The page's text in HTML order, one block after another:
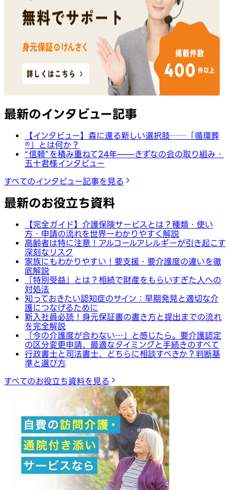
最新のインタビュー記事
【インタビュー】森に還る新しい選択肢──「循環葬
®︎」とは何か？
“信頼”を積み重ねて24年——きずなの会の取り組み・
五十君様インタビュー
すべてのインタビュー記事を見る
最新のお役立ち資料
【完全ガイド】介護保険サービスとは？種類・使い
方・申請の流れを世界一わかりやすく解説
高齢者は特に注意！アルコールアレルギーが引き起こす
深刻なリスク
家族にもわかりやすい！要支援・要介護度の違いを徹
底解説
「特別受益」とは？相続で財産をもらいすぎた人への
対処法
知っておきたい認知症のサイン：早期発見と適切な介
護につなげるために
新入社員必読！身元保証書の書き方と提出までの流れ
を完全解説
「今の介護度が合わない…」と感じたら。要介護認定
の区分変更申請、最適なタイミングと手続きのすべて
行政書士と司法書士、どちらに相談すべきか？判断基
準と選び方
すべてのお役立ち資料を見る